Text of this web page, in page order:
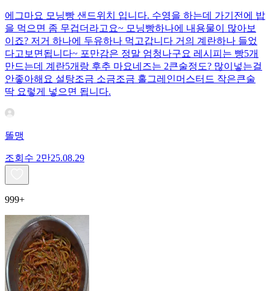
에그마요 모닝빵 샌드위치 입니다. 수영을 하는데 가기전에 밥
을 먹으면 좀 무겁더라고요~ 모닝빵하나에 내용물이 많아보
이죠? 저거 하나에 두유하나 먹고갑니다 거의 계란하나 들었
다고보면됩니다~ 포만감은 정말 엄청나구요 레시피는 빵5개
만드는데 계란5개랑 후추 마요네즈는 2큰술정도? 많이넣는걸
안좋아해요 설탕조금 소금조금 홀그레인머스터드 작은큰술
딱 요렇게 넣으면 됩니다.
똘맹
조회수 2만25.08.29
999+